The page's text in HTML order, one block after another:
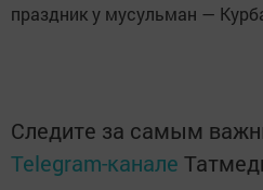
праздник у мусульман —
Следите за самым
Telegram-канале